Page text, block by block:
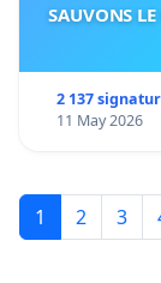
SAUVONS
2 137
11 May 2026
1 2 3